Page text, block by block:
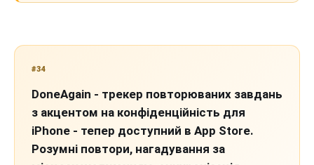
#34
DoneAgain - трекер повторюваних завдань
з акцентом на конфіденційність для
iPhone - тепер доступний в App Store.
Розумні повтори, нагадування за